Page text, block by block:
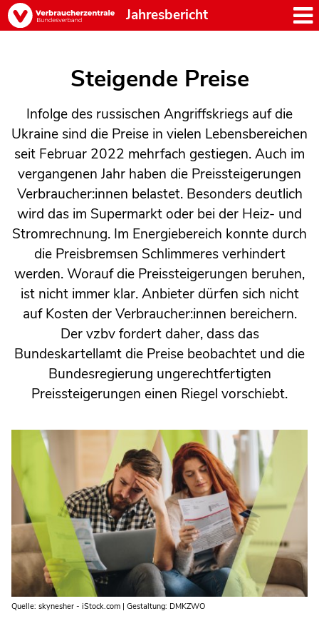
Jahresbericht
Steigende Preise
Infolge des russischen Angriffskriegs auf die
Ukraine sind die Preise in vielen Lebensbereichen
seit Februar 2022 mehrfach gestiegen. Auch im
vergangenen Jahr haben die Preissteigerungen
Verbraucher:innen belastet. Besonders deutlich
wird das im Supermarkt oder bei der Heiz- und
Stromrechnung. Im Energiebereich konnte durch
die Preisbremsen Schlimmeres verhindert
werden. Worauf die Preissteigerungen beruhen,
ist nicht immer klar. Anbieter dürfen sich nicht
auf Kosten der Verbraucher:innen bereichern.
Der vzbv fordert daher, dass das
Bundeskartellamt die Preise beobachtet und die
Bundesregierung ungerechtfertigten
Preissteigerungen einen Riegel vorschiebt.
Quelle: skynesher - iStock.com | Gestaltung: DMKZWO